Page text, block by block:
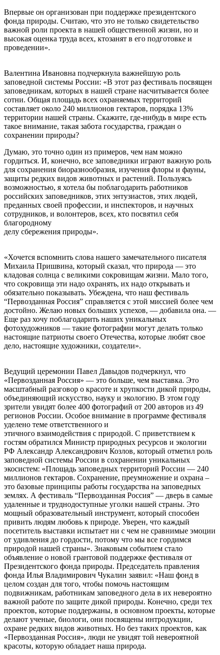
Впервые он организован при поддержке президентского
фонда природы. Считаю, что это не только свидетельство
важной роли проекта в нашей общественной жизни, но и
высокая оценка труда всех, ктозанят в его подготовке и
проведении».
Валентина Ивановна подчеркнула важнейшую роль
заповедной системы России: «В этот раз фестиваль посвящен
заповедникам, которых в нашей стране насчитывается более
сотни. Общая площадь всех охраняемых территорий
составляет около 240 миллионов гектаров, порядка 13%
территории нашей страны. Скажите, где-нибудь в мире есть
такое внимание, такая забота государства, граждан о
сохранении природы?
Думаю, это точно один из примеров, чем нам можно
гордиться. И, конечно, все заповедники играют важную роль
для сохранения биоразнообразия, изучения флоры и фауны,
защиты редких видов животных и растений. Пользуясь
возможностью, я хотела бы поблагодарить работников
российских заповедников, этих энтузиастов, этих людей,
преданных своей профессии, и инспекторов, и научных
сотрудников, и волонтеров, всех, кто посвятил себя
благородному
делу сбережения природы».
«Хочется вспомнить слова нашего замечательного писателя
Михаила Пришвина, который сказал, что природа — это
кладовая солнца с великими сокровищам жизни. Мало того,
что сокровища эти надо охранять, их надо открывать и
обязательно показывать. Убеждена, что наш фестиваль
“Первозданная Россия” справляется с этой миссией более чем
достойно. Желаю новых больших успехов, — добавила она. —
Еще раз хочу поблагодарить наших уникальных
фотохудожников — такие фотографии могут делать только
настоящие патриоты своего Отечества, которые любят свое
дело, настоящие художники, создатели».
Ведущий церемонии Павел Давыдов подчеркнул, что
«Первозданная Россия» — это больше, чем выставка. Это
масштабный разговор о красоте и хрупкости дикой природы,
объединяющий искусство, науку и экологию. В этом году
зрители увидят более 400 фотографий от 200 авторов из 49
регионов России. Особое внимание в программе фестиваля
уделено теме ответственного и
этичного взаимодействия с природой. С приветствием к
гостям обратился Министр природных ресурсов и экологии
РФ Александр Александрович Козлов, который отметил роль
заповедной системы России в сохранении уникальных
экосистем: «Площадь заповедных территорий России — 240
миллионов гектаров. Сохранение, преумножение и охрана –
это базовые принципы работы государства на заповедных
землях. А фестиваль “Первозданная Россия” — дверь в самые
удаленные и труднодоступные уголки нашей страны. Это
мощный образовательный инструмент, который способен
привить людям любовь к природе. Уверен, что каждый
посетитель выставки испытает ни с чем не сравнимые эмоции
от удивления до гордости, потому что мы все гордимся
природой нашей страны». Знаковым событием стало
объявление о новой грантовой поддержке фестиваля от
Президентского фонда природы. Председатель правления
фонда Илья Владимирович Чукалин заявил: «Наш фонд в
целом создан для того, чтобы помочь настоящим
подвижникам, работникам заповедного дела в их невероятно
важной работе по защите дикой природы. Конечно, среди тех
проектов, которые поддержаны, в основном проекты, которые
делают ученые, биологи, они посвящены интродукции,
охране редких видов животных. Но без таких проектов, как
«Первозданная Россия», люди не увидят той невероятной
красоты, которую обладает наша природа.